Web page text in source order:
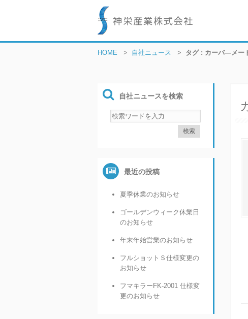
HOME > 自社ニュース > タグ : カーバ―メー
自社ニュースを検索
最近の投稿
夏季休業のお知らせ
ゴールデンウィーク休業日
のお知らせ
年末年始営業のお知らせ
フルショットＳ仕様変更の
お知らせ
フマキラーFK-2001 仕様変
更のお知らせ